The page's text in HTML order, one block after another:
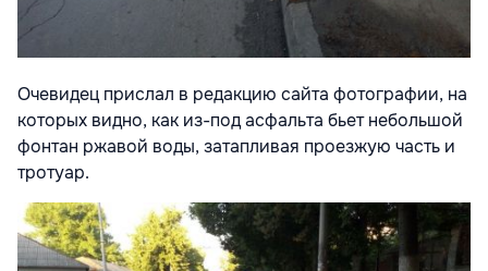
Очевидец прислал в редакцию сайта фотографии, на
которых видно, как из-под асфальта бьет небольшой
фонтан ржавой воды, затапливая проезжую часть и
тротуар.